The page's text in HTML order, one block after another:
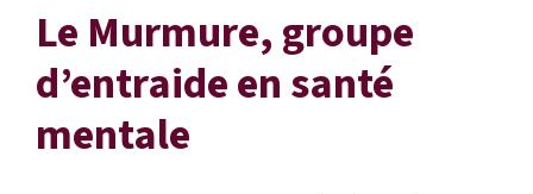
Le Murmure, groupe
d’entraide en santé
mentale